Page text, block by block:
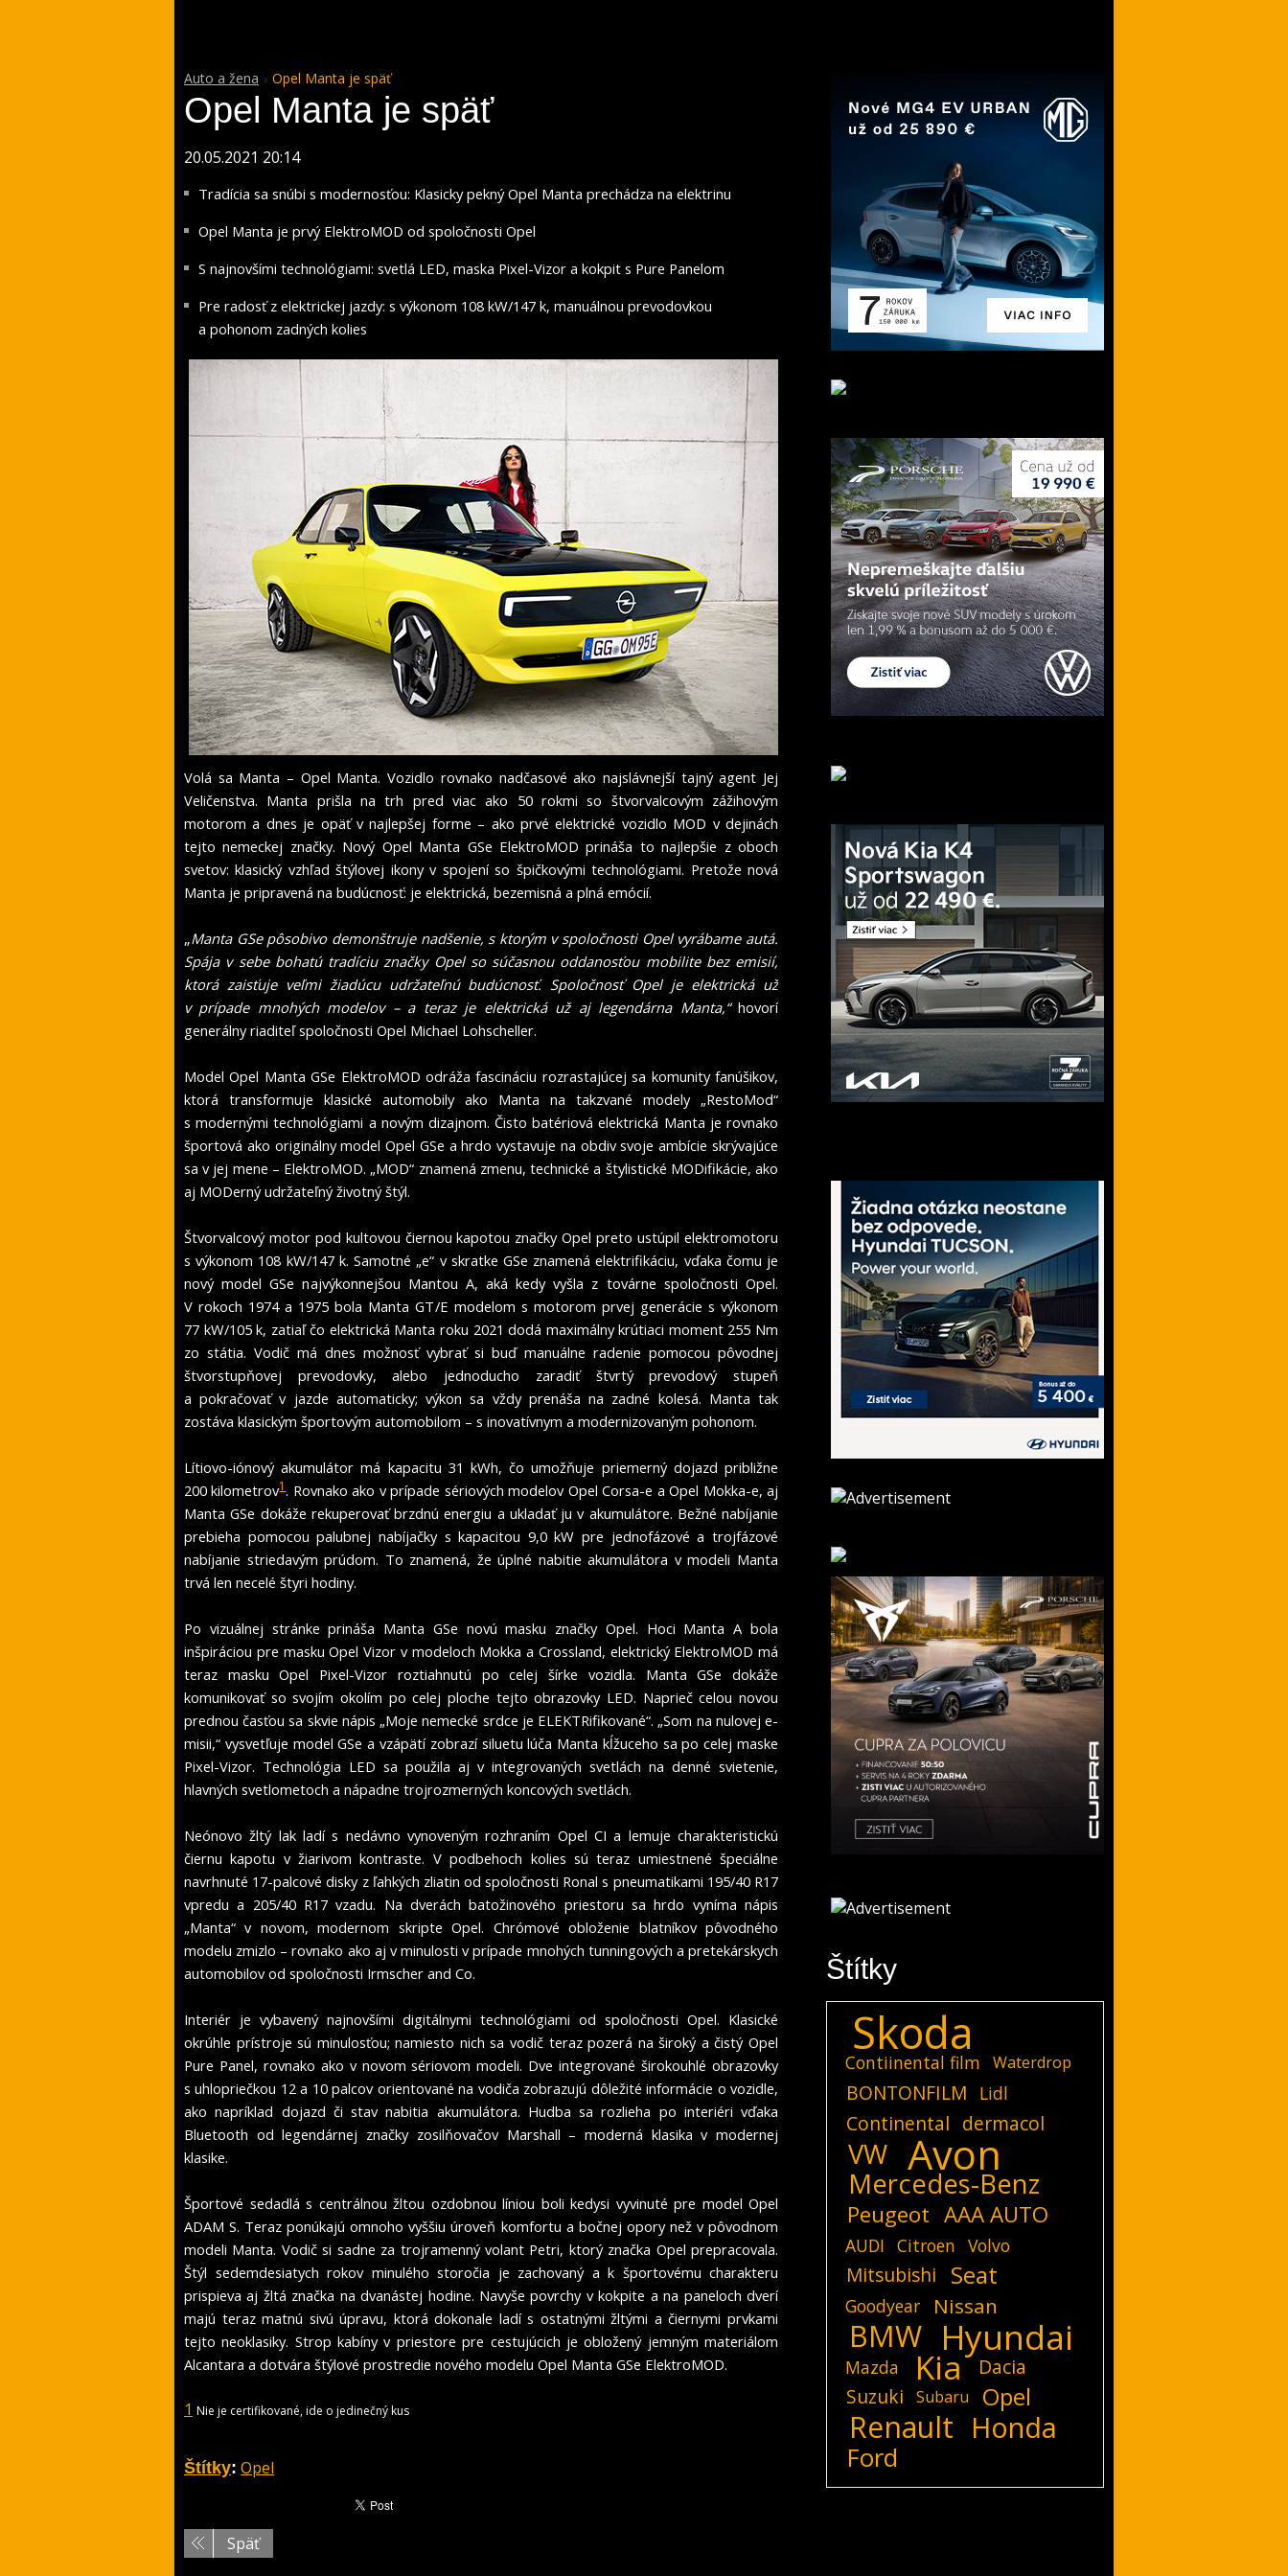
Auto a žena Opel Manta je späť
Opel Manta je späť
20.05.2021 20:14
Tradícia sa snúbi s modernosťou: Klasicky pekný Opel Manta prechádza na elektrinu
Opel Manta je prvý ElektroMOD od spoločnosti Opel
S najnovšími technológiami: svetlá LED, maska Pixel-Vizor a kokpit s Pure Panelom
Pre radosť z elektrickej jazdy: s výkonom 108 kW/147 k, manuálnou prevodovkou
a pohonom zadných kolies
Volá sa Manta – Opel Manta. Vozidlo rovnako nadčasové ako najslávnejší tajný agent Jej
Veličenstva. Manta prišla na trh pred viac ako 50 rokmi so štvorvalcovým zážihovým
motorom a dnes je opäť v najlepšej forme – ako prvé elektrické vozidlo MOD v dejinách
tejto nemeckej značky. Nový Opel Manta GSe ElektroMOD prináša to najlepšie z oboch
svetov: klasický vzhľad štýlovej ikony v spojení so špičkovými technológiami. Pretože nová
Manta je pripravená na budúcnosť: je elektrická, bezemisná a plná emócií.
„Manta GSe pôsobivo demonštruje nadšenie, s ktorým v spoločnosti Opel vyrábame autá.
Spája v sebe bohatú tradíciu značky Opel so súčasnou oddanosťou mobilite bez emisií,
ktorá zaisťuje veľmi žiadúcu udržateľnú budúcnosť. Spoločnosť Opel je elektrická už
v prípade mnohých modelov – a teraz je elektrická už aj legendárna Manta,“hovorí
generálny riaditeľ spoločnosti Opel Michael Lohscheller.
Model Opel Manta GSe ElektroMOD odráža fascináciu rozrastajúcej sa komunity fanúšikov,
ktorá transformuje klasické automobily ako Manta na takzvané modely „RestoMod“
s modernými technológiami a novým dizajnom. Čisto batériová elektrická Manta je rovnako
športová ako originálny model Opel GSe a hrdo vystavuje na obdiv svoje ambície skrývajúce
sa v jej mene – ElektroMOD. „MOD“ znamená zmenu, technické a štylistické MODifikácie, ako
aj MODerný udržateľný životný štýl.
Štvorvalcový motor pod kultovou čiernou kapotou značky Opel preto ustúpil elektromotoru
s výkonom 108 kW/147 k. Samotné „e“ v skratke GSe znamená elektrifikáciu, vďaka čomu je
nový model GSe najvýkonnejšou Mantou A, aká kedy vyšla z továrne spoločnosti Opel.
V rokoch 1974 a 1975 bola Manta GT/E modelom s motorom prvej generácie s výkonom
77 kW/105 k, zatiaľ čo elektrická Manta roku 2021 dodá maximálny krútiaci moment 255 Nm
zo státia. Vodič má dnes možnosť vybrať si buď manuálne radenie pomocou pôvodnej
štvorstupňovej prevodovky, alebo jednoducho zaradiť štvrtý prevodový stupeň
a pokračovať v jazde automaticky; výkon sa vždy prenáša na zadné kolesá. Manta tak
zostáva klasickým športovým automobilom – s inovatívnym a modernizovaným pohonom.
Lítiovo-iónový akumulátor má kapacitu 31 kWh, čo umožňuje priemerný dojazd približne
200 kilometrov1 . Rovnako ako v prípade sériových modelov Opel Corsa-e a Opel Mokka-e, aj
Manta GSe dokáže rekuperovať brzdnú energiu a ukladať ju v akumulátore. Bežné nabíjanie
prebieha pomocou palubnej nabíjačky s kapacitou 9,0 kW pre jednofázové a trojfázové
nabíjanie striedavým prúdom. To znamená, že úplné nabitie akumulátora v modeli Manta
trvá len necelé štyri hodiny.
Po vizuálnej stránke prináša Manta GSe novú masku značky Opel. Hoci Manta A bola
inšpiráciou pre masku Opel Vizor v modeloch Mokka a Crossland, elektrický ElektroMOD má
teraz masku Opel Pixel-Vizor roztiahnutú po celej šírke vozidla. Manta GSe dokáže
komunikovať so svojím okolím po celej ploche tejto obrazovky LED. Naprieč celou novou
prednou časťou sa skvie nápis „Moje nemecké srdce je ELEKTRifikované“. „Som na nulovej e-
misii,“ vysvetľuje model GSe a vzápätí zobrazí siluetu lúča Manta kĺžuceho sa po celej maske
Pixel-Vizor. Technológia LED sa použila aj v integrovaných svetlách na denné svietenie,
hlavných svetlometoch a nápadne trojrozmerných koncových svetlách.
Neónovo žltý lak ladí s nedávno vynoveným rozhraním Opel CI a lemuje charakteristickú
čiernu kapotu v žiarivom kontraste. V podbehoch kolies sú teraz umiestnené špeciálne
navrhnuté 17-palcové disky z ľahkých zliatin od spoločnosti Ronal s pneumatikami 195/40 R17
vpredu a 205/40 R17 vzadu. Na dverách batožinového priestoru sa hrdo vyníma nápis
„Manta“ v novom, modernom skripte Opel. Chrómové obloženie blatníkov pôvodného
modelu zmizlo – rovnako ako aj v minulosti v prípade mnohých tunningových a pretekárskych
automobilov od spoločnosti Irmscher and Co.
Interiér je vybavený najnovšími digitálnymi technológiami od spoločnosti Opel. Klasické
okrúhle prístroje sú minulosťou; namiesto nich sa vodič teraz pozerá na široký a čistý Opel
Pure Panel, rovnako ako v novom sériovom modeli. Dve integrované širokouhlé obrazovky
s uhlopriečkou 12 a 10 palcov orientované na vodiča zobrazujú dôležité informácie o vozidle,
ako napríklad dojazd či stav nabitia akumulátora. Hudba sa rozlieha po interiéri vďaka
Bluetooth od legendárnej značky zosilňovačov Marshall – moderná klasika v modernej
klasike.
Športové sedadlá s centrálnou žltou ozdobnou líniou boli kedysi vyvinuté pre model Opel
ADAM S. Teraz ponúkajú omnoho vyššiu úroveň komfortu a bočnej opory než v pôvodnom
modeli Manta. Vodič si sadne za trojramenný volant Petri, ktorý značka Opel prepracovala.
Štýl sedemdesiatych rokov minulého storočia je zachovaný a k športovému charakteru
prispieva aj žltá značka na dvanástej hodine. Navyše povrchy v kokpite a na paneloch dverí
majú teraz matnú sivú úpravu, ktorá dokonale ladí s ostatnými žltými a čiernymi prvkami
tejto neoklasiky. Strop kabíny v priestore pre cestujúcich je obložený jemným materiálom
Alcantara a dotvára štýlové prostredie nového modelu Opel Manta GSe ElektroMOD.
1 Nie je certifikované, ide o jedinečný kus
Štítky: Opel
Späť
Štítky
Skoda
Contiinental film Waterdrop
BONTONFILM Lidl
Continental dermacol
VW Avon
Mercedes-Benz
Peugeot AAA AUTO
AUDI Citroen Volvo
Mitsubishi Seat
Goodyear Nissan
BMW Hyundai
Mazda Kia
Dacia
Suzuki
Subaru Opel
Renault Honda
Ford